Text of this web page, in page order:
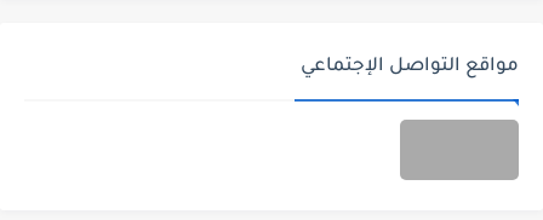
مواقع التواصل الإجتماعي